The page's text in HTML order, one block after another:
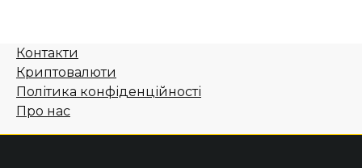
Контакти
Криптовалюти
Політика конфіденційності
Про нас